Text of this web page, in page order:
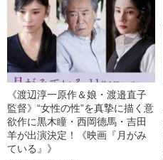
《渡辺淳一原作＆娘・渡邉直子
監督》“女性の性”を真摯に描く意
欲作に黒木瞳・西岡德馬・吉田
羊が出演決定！《映画『月がみ
ている』》